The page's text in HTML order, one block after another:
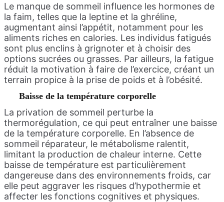
Le manque de sommeil influence les hormones de
la faim, telles que la leptine et la ghréline,
augmentant ainsi l’appétit, notamment pour les
aliments riches en calories. Les individus fatigués
sont plus enclins à grignoter et à choisir des
options sucrées ou grasses. Par ailleurs, la fatigue
réduit la motivation à faire de l’exercice, créant un
terrain propice à la prise de poids et à l’obésité.
Baisse de la température corporelle
La privation de sommeil perturbe la
thermorégulation, ce qui peut entraîner une baisse
de la température corporelle. En l’absence de
sommeil réparateur, le métabolisme ralentit,
limitant la production de chaleur interne. Cette
baisse de température est particulièrement
dangereuse dans des environnements froids, car
elle peut aggraver les risques d’hypothermie et
affecter les fonctions cognitives et physiques.